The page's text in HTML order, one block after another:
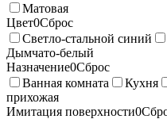
Матовая
Цвет0Сброс
Светло-стальной синий
Дымчато-белый
Назначение0Сброс
Ванная комната
Кухня
прихожая
Имитация поверхности0